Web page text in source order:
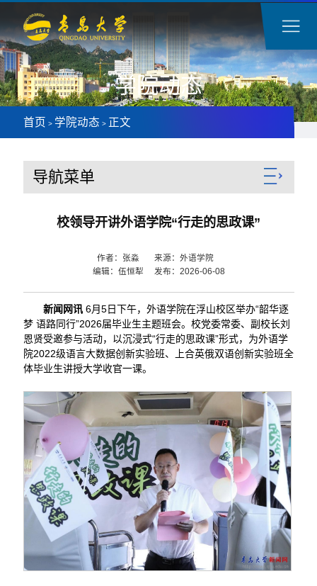
学院动态
首页 > 学院动态 > 正文
导航菜单
校领导开讲外语学院“行走的思政课”
作者：张淼 来源：外语学院
编辑：伍恒犁 发布：2026-06-08
新闻网讯6月5日下午，外语学院在浮山校区举办“韶华逐
梦 语路同行”2026届毕业生主题班会。校党委常委、副校长刘
恩贤受邀参与活动，以沉浸式“行走的思政课”形式，为外语学
院2022级语言大数据创新实验班、上合英俄双语创新实验班全
体毕业生讲授大学收官一课。